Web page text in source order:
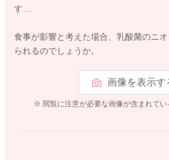
す…
食事が影響と考えた場合、乳酸菌のニ
られるのでしょうか。
画像を表示す
※ 閲覧に注意が必要な画像が含まれてい